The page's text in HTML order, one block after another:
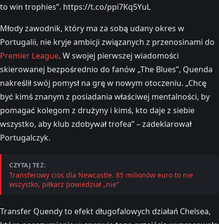
to win trophies”. https://t.co/ppi7Kq5YuL
Młody zawodnik, który ma za sobą udany okres w
Portugalii, nie kryje ambicji związanych z przenosinami do
Premier League. W swojej pierwszej wiadomości
skierowanej bezpośrednio do fanów „The Blues”, Quenda
nakreślił swój pomysł na grę w nowym otoczeniu. „Chcę
być kimś znanym z posiadania właściwej mentalności, by
pomagać kolegom z drużyny i kimś, kto daje z siebie
wszystko, aby klub zdobywał trofea” – zadeklarował
Portugalczyk.
CZYTAJ TEŻ:
Transferowy cios dla Newcastle. 85 milionów euro to nie
wszystko, piłkarz powiedział „nie”
Transfer Quendy to efekt długofalowych działań Chelsea,